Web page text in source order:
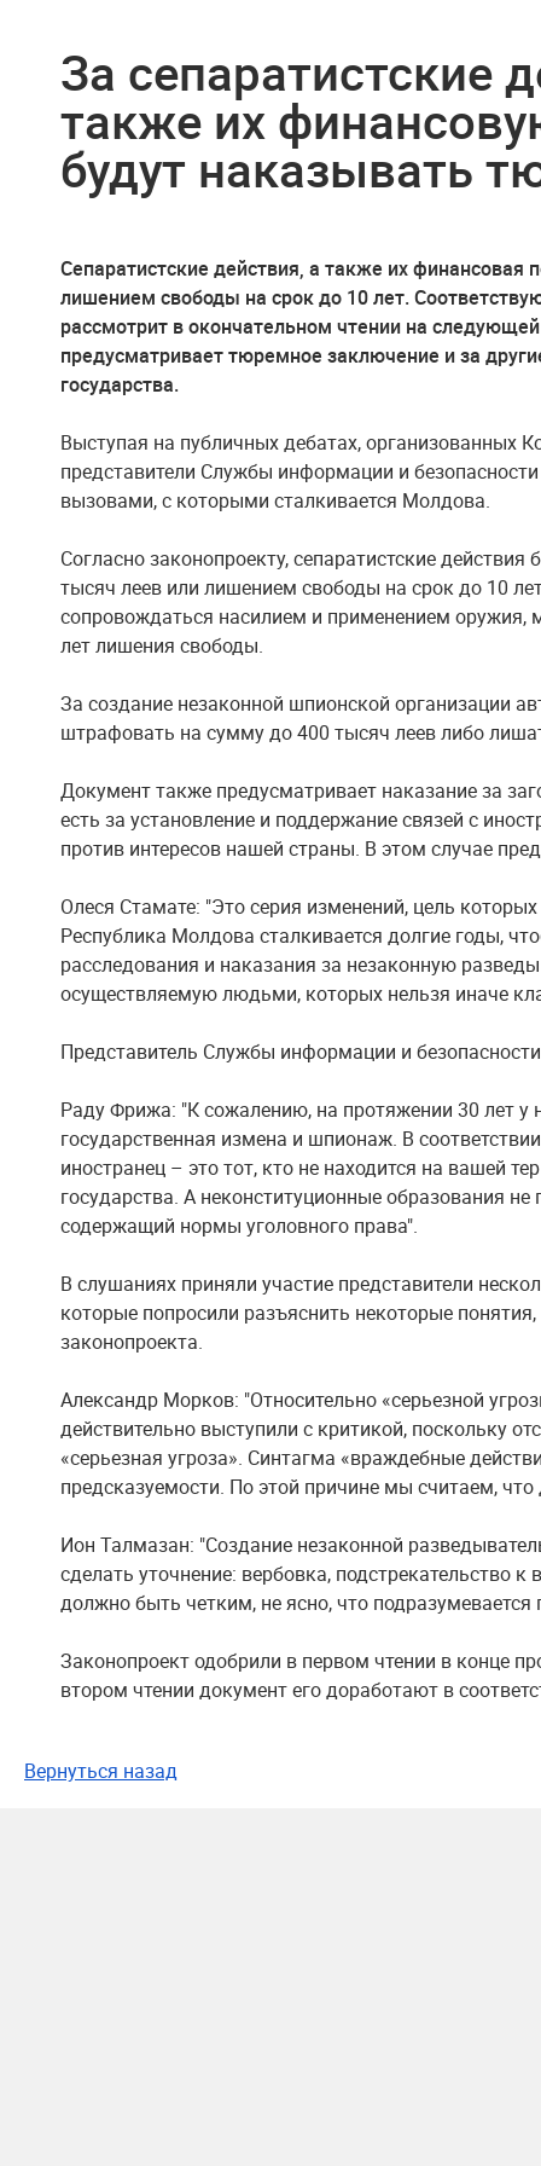
За сепаратистские
также их
будут наказывать
Сепаратистские действия, а также их финансовая
лишением свободы на срок до 10 лет.
рассмотрит в окончательном чтении на
предусматривает тюремное заключение и за
государства.
Выступая на публичных дебатах, организованных
представители Службы информации и
вызовами, с которыми сталкивается Молдова.
Согласно законопроекту, сепаратистские
тысяч леев или лишением свободы на срок до 10
сопровождаться насилием и применением оружия,
лет лишения свободы.
За создание незаконной шпионской организации
штрафовать на сумму до 400 тысяч леев либо
Документ также предусматривает наказание за
есть за установление и поддержание связей с
против интересов нашей страны. В этом случае
Олеся Стамате: "Это серия изменений, цель
Республика Молдова сталкивается долгие годы,
расследования и наказания за незаконную
осуществляемую людьми, которых нельзя иначе
Представитель Службы информации и
Раду Фрижа: "К сожалению, на протяжении 30 лет у
государственная измена и шпионаж. В
иностранец – это тот, кто не находится на вашей
государства. А неконституционные образования
содержащий нормы уголовного права".
В слушаниях приняли участие представители
которые попросили разъяснить некоторые
законопроекта.
Александр Морков: "Относительно «серьезной
действительно выступили с критикой, поскольку
«серьезная угроза». Синтагма «враждебные
предсказуемости. По этой причине мы считаем,
Ион Талмазан: "Создание незаконной
сделать уточнение: вербовка, подстрекательство к
должно быть четким, не ясно, что подразумевается
Законопроект одобрили в первом чтении в конце
втором чтении документ его доработают в
Вернуться назад